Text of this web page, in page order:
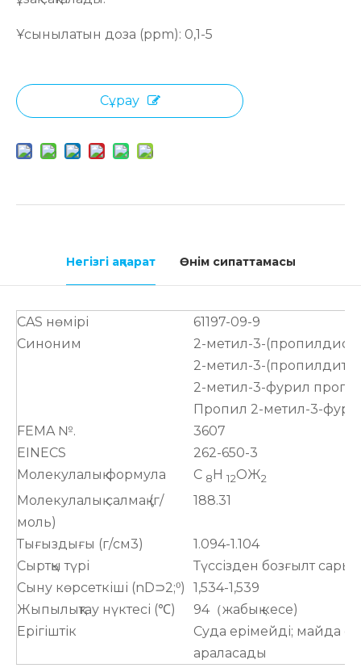
Ұсынылатын доза (ppm): 0,1-5
Сұрау
Негізгі ақпарат Өнім сипаттамасы
CAS нөмірі
61197-09-9
Синоним
2-метил-3-
2-метил-3-
2-метил-3-фурил
Пропил 2-метил-3-
FEMA №.
3607
EINECS
262-650-3
Молекулалық формула
C 8H 12ОЖ2
Молекулалық салмақ (г/
моль)
188.31
Тығыздығы (г/см3)
1.094-1.104
Сыртқы түрі
Түссізден бозғылт
Сыну көрсеткіші (nD⊃2;⁰)
1,534-1,539
Жыпылықтау нүктесі (℃)
94（жабық кесе)
Ерігіштік
Суда ерімейді; майда
араласады